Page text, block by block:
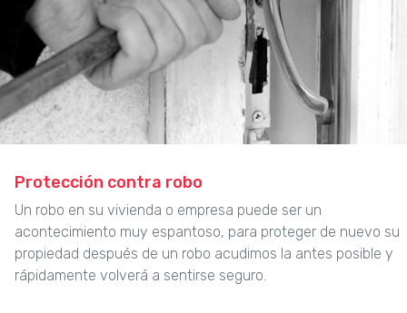
Protección contra robo
Un robo en su vivienda o empresa puede ser un
acontecimiento muy espantoso, para proteger de nuevo su
propiedad después de un robo acudimos la antes posible y
rápidamente volverá a sentirse seguro.